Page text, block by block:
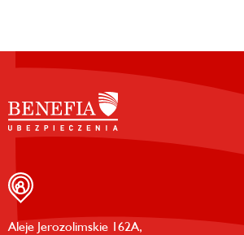
Aleje Jerozolimskie 162A,